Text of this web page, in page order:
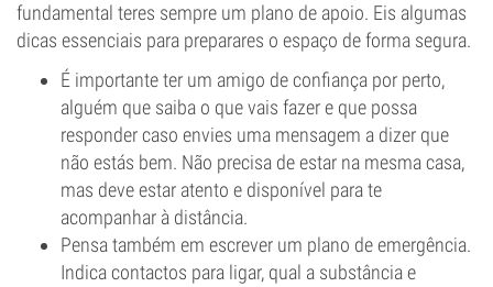
fundamental teres sempre um plano de apoio. Eis algumas
dicas essenciais para preparares o espaço de forma segura.
É importante ter um amigo de confiança por perto,
alguém que saiba o que vais fazer e que possa
responder caso envies uma mensagem a dizer que
não estás bem. Não precisa de estar na mesma casa,
mas deve estar atento e disponível para te
acompanhar à distância.
Pensa também em escrever um plano de emergência.
Indica contactos para ligar, qual a substância e